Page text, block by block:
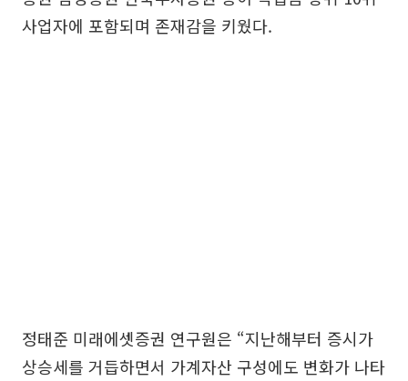
사업자에 포함되며 존재감을 키웠다.
정태준 미래에셋증권 연구원은 “지난해부터 증시가
상승세를 거듭하면서 가계자산 구성에도 변화가 나타